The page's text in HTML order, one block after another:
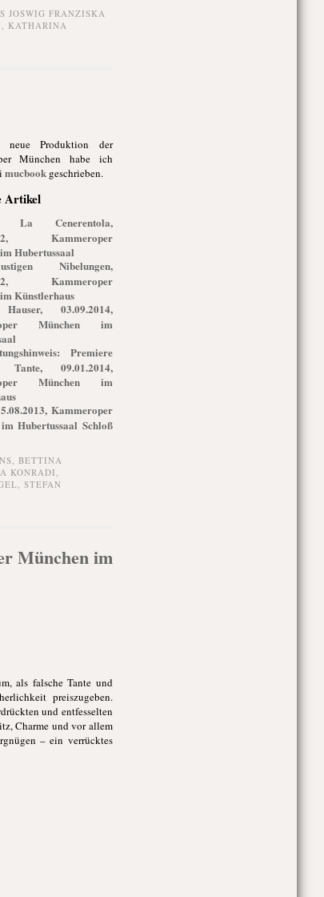
JOSWIG FRANZISKA
, KATHARINA
neue Produktion der
München habe ich
mucbookgeschrieben.
Artikel
La Cenerentola,
Kammeroper
Hubertussaal
Nibelungen,
Kammeroper
Künstlerhaus
03.09.2014,
München im
Premiere
Tante, 09.01.2014,
München im
Kammeroper
Hubertussaal Schloß
, BETTINA
KONRADI,
, STEFAN
München im
als falsche Tante und
preiszugeben.
und entfesselten
Charme und vor allem
– ein verrücktes